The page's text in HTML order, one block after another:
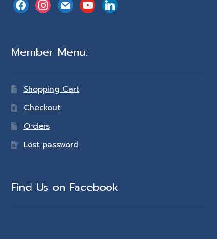
facebookinstagram
mail youtubelinkedin
Member Menu:
Shopping Cart
Checkout
Orders
Lost password
Find Us on Facebook